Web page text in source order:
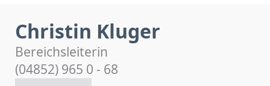
Christin Kluger
Bereichsleiterin
(04852) 965 0 - 68